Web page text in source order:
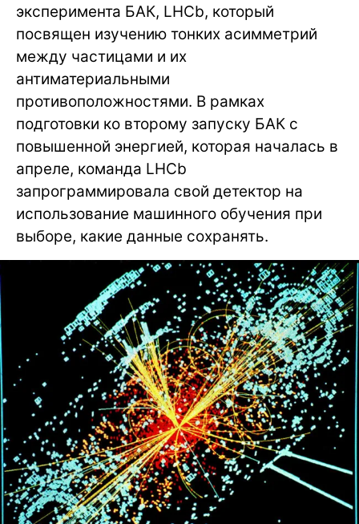
эксперимента БАК, LHCb, который
посвящен изучению тонких асимметрий
между частицами и их
антиматериальными
противоположностями. В рамках
подготовки ко второму запуску БАК с
повышенной энергией, которая началась в
апреле, команда LHCb
запрограммировала свой детектор на
использование машинного обучения при
выборе, какие данные сохранять.